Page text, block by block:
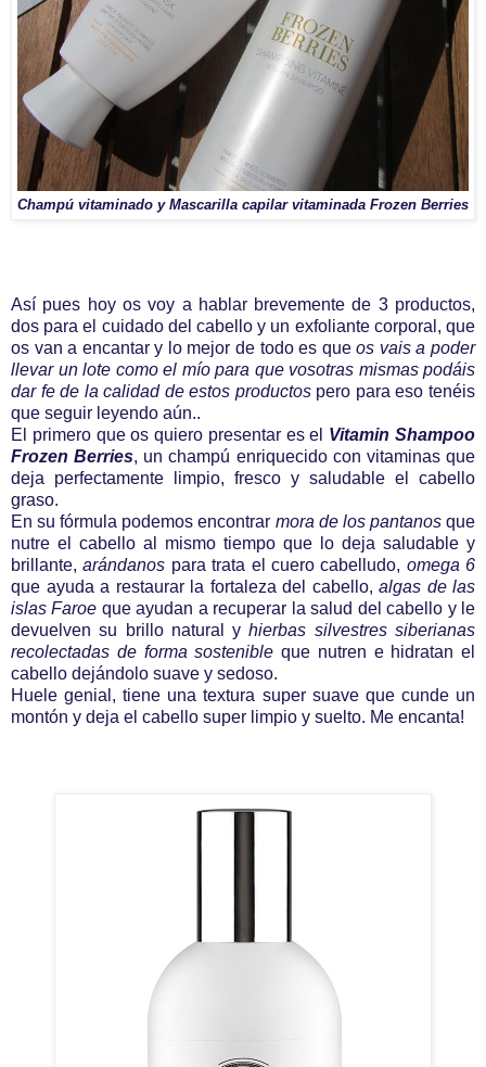
Champú vitaminado y Mascarilla capilar vitaminada Frozen Berries
Así pues hoy os voy a hablar brevemente de 3 productos,
dos para el cuidado del cabello y un exfoliante corporal, que
os van a encantar y lo mejor de todo es queos vais a poder
llevar un lote como el mío para que vosotras mismas podáis
dar fe de la calidad de estos productospero para eso tenéis
que seguir leyendo aún..
El primero que os quiero presentar es el Vitamin Shampoo
Frozen Berries, un champú enriquecido con vitaminas que
deja perfectamente limpio, fresco y saludable el cabello
graso.
En su fórmula podemos encontrar mora de los pantanosque
nutre el cabello al mismo tiempo que lo deja saludable y
brillante,arándanos para trata el cuero cabelludo, omega 6
que ayuda a restaurar la fortaleza del cabello, algas de las
islas Faroe que ayudan a recuperar la salud del cabello y le
devuelven su brillo natural yhierbas silvestres siberianas
recolectadas de forma sostenible que nutren e hidratan el
cabello dejándolo suave y sedoso.
Huele genial, tiene una textura super suave que cunde un
montón y deja el cabello super limpio y suelto. Me encanta!